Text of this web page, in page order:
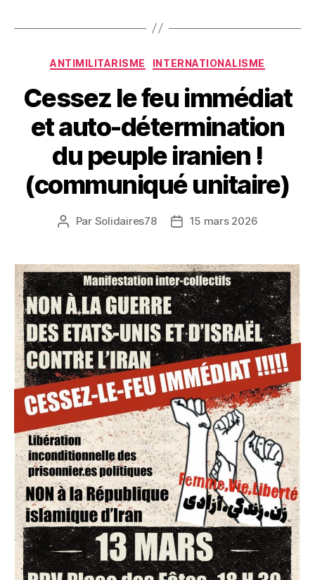
Catégories
ANTIMILITARISME INTERNATIONALISME
Cessez le feu immédiat
et auto-détermination
du peuple iranien !
(communiqué unitaire)
Auteur
Par Solidaires78
Date15 mars 2026